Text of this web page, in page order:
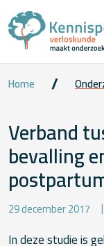
Home
Verband
bevalling
29 december 2017
In deze studie is